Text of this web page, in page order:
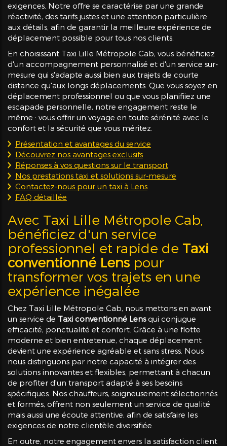
exigences. Notre offre se caractérise par une grande
réactivité, des tarifs justes et une attention particulière
aux détails, afin de garantir la meilleure expérience de
déplacement possible pour tous nos clients.
En choisissant Taxi Lille Métropole Cab, vous bénéficiez
d'un accompagnement personnalisé et d'un service sur-
mesure qui s'adapte aussi bien aux trajets de courte
distance qu'aux longs déplacements. Que vous soyez en
déplacement professionnel ou que vous planifiiez une
escapade personnelle, notre engagement reste le
même : vous offrir un voyage en toute sérénité avec le
confort et la sécurité que vous méritez.
Présentation et avantages du service
Découvrez nos avantages exclusifs
Réponses à vos questions sur le transport
Nos prestations taxi et solutions sur-mesure
Contactez-nous pour un taxi à Lens
FAQ détaillée
Avec Taxi Lille Métropole Cab,
bénéficiez d'un service
professionnel et rapide de Taxi
conventionné Lens pour
transformer vos trajets en une
expérience inégalée
Chez Taxi Lille Métropole Cab, nous mettons en avant
un service de Taxi conventionné Lensqui conjugue
efficacité, ponctualité et confort. Grâce à une flotte
moderne et bien entretenue, chaque déplacement
devient une expérience agréable et sans stress. Nous
nous distinguons par notre capacité à intégrer des
solutions innovantes et flexibles, permettant à chacun
de profiter d'un transport adapté à ses besoins
spécifiques. Nos chauffeurs, soigneusement sélectionnés
et formés, offrent non seulement un service de qualité
mais aussi une écoute attentive, afin de satisfaire les
exigences de notre clientèle diversifiée.
En outre, notre engagement envers la satisfaction client